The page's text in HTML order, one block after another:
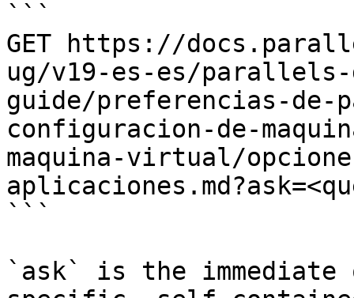
```
GET https://
ug/v19-es-es/parallels-
guide/preferencias-
configuracion-de-
maquina-virtual/
```
`ask` is the